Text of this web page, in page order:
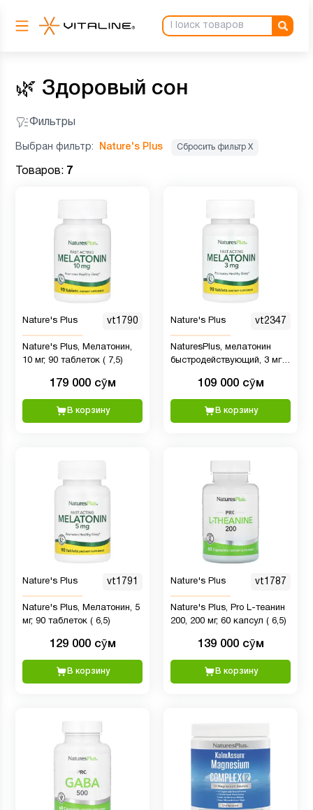
🌿 Здоровый сон
Фильтры
Выбран фильтр: Nature's Plus Сбросить фильтр Х
Товаров: 7
Nature's Plus vt1790
Nature's Plus, Мелатонин,
10 мг, 90 таблеток ( 7,5)
179 000 сӯм
В корзину
Nature's Plus vt2347
NaturesPlus, мелатонин
быстродействующий, 3 мг,
109 000 сӯм
В корзину
Nature's Plus vt1791
Nature's Plus, Мелатонин, 5
мг, 90 таблеток ( 6,5)
129 000 сӯм
В корзину
Nature's Plus vt1787
Nature's Plus, Pro L-теанин
200, 200 мг, 60 капсул ( 6,5)
139 000 сӯм
В корзину